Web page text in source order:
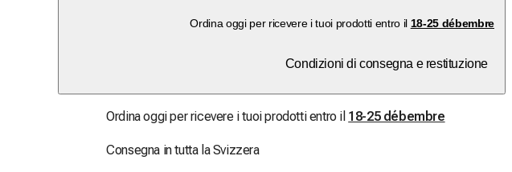
Ordina oggi per ricevere i tuoi prodotti entro il 18-25 débembre
Condizioni di consegna e restituzione
Ordina oggi per ricevere i tuoi prodotti entro il 18-25 débembre
Consegna in tutta la Svizzera